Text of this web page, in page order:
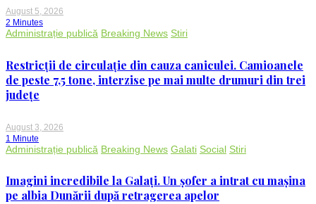
August 5, 2026
2 Minutes
Administrație publică Breaking News Stiri
Restricții de circulație din cauza caniculei. Camioanele
de peste 7,5 tone, interzise pe mai multe drumuri din trei
județe
August 3, 2026
1 Minute
Administrație publică Breaking News Galati Social Stiri
Imagini incredibile la Galați. Un șofer a intrat cu mașina
pe albia Dunării după retragerea apelor